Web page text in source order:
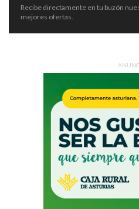
Recibe directamente en tu buzón
mejores ofertas.